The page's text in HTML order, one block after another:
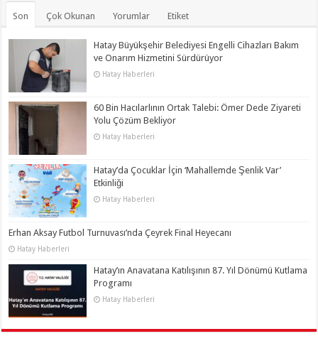
Son Çok Okunan Yorumlar Etiket
Hatay Büyükşehir Belediyesi Engelli Cihazları Bakım
ve Onarım Hizmetini Sürdürüyor
Hatay Haberleri
60 Bin Hacılarlının Ortak Talebi: Ömer Dede Ziyareti
Yolu Çözüm Bekliyor
Hatay Haberleri
Hatay’da Çocuklar İçin ‘Mahallemde Şenlik Var’
Etkinliği
Hatay Haberleri
Erhan Aksay Futbol Turnuvası’nda Çeyrek Final Heyecanı
Hatay Haberleri
Hatay’ın Anavatana Katılışının 87. Yıl Dönümü Kutlama
Programı
Hatay Haberleri